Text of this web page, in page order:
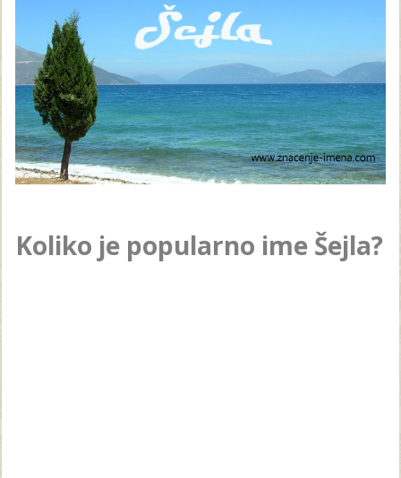
Koliko je popularno ime Šejla?